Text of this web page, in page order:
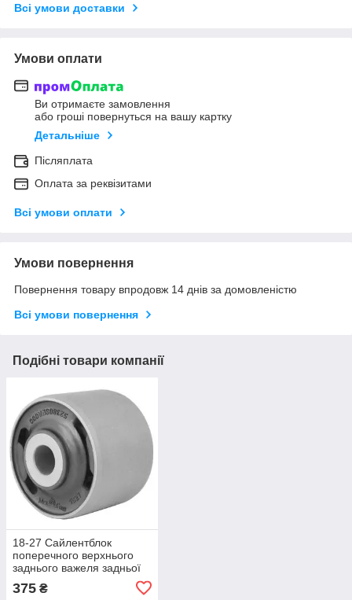
Всі умови доставки
Умови оплати
Ви отримаєте замовлення
або гроші повернуться на вашу картку
Детальніше
Післяплата
Оплата за реквізитами
Всі умови оплати
Умови повернення
Повернення товару впродовж 14 днів за домовленістю
Всі умови повернення
Подібні товари компанії
18-27 Сайлентблок
поперечного верхнього
заднього важеля задньої
підвіски Honda Accord CL#
2002-2008; 52380SEA000
375 ₴